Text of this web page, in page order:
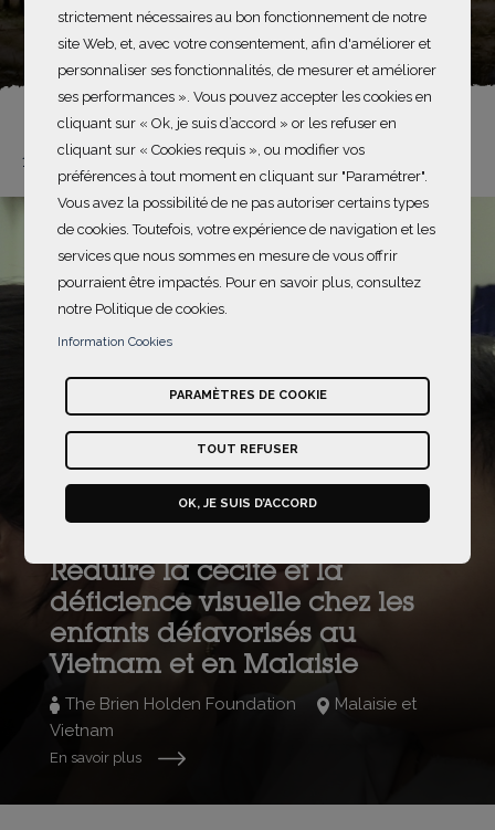
Vietnam
1 - 1 / 1
Préserver la vue
Réduire la cécité et la
déficience visuelle chez les
enfants défavorisés au
Vietnam et en Malaisie
The Brien Holden Foundation
Malaisie et
Vietnam
En savoir plus
strictement nécessaires au bon fonctionnement de notre
site Web, et, avec votre consentement, afin d'améliorer et
personnaliser ses fonctionnalités, de mesurer et améliorer
ses performances ». Vous pouvez accepter les cookies en
cliquant sur « Ok, je suis d’accord » or les refuser en
cliquant sur « Cookies requis », ou modifier vos
préférences à tout moment en cliquant sur "Paramétrer".
Vous avez la possibilité de ne pas autoriser certains types
de cookies. Toutefois, votre expérience de navigation et les
services que nous sommes en mesure de vous offrir
pourraient être impactés. Pour en savoir plus, consultez
notre Politique de cookies.
Information Cookies
PARAMÈTRES DE COOKIE
TOUT REFUSER
OK, JE SUIS D’ACCORD